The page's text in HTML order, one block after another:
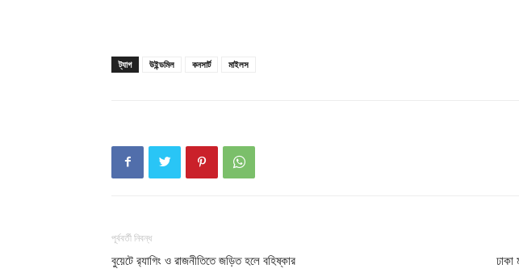
ট্যাগ উইন্ডমিল কনসার্ট মাইলস
পূর্ববর্তী নিবন্ধ
বুয়েটে র‍্যাগিং ও রাজনীতিতে জড়িত হলে বহিষ্কার ঢাকা